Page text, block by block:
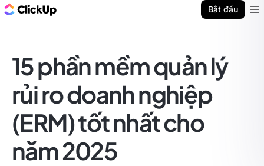
Bắt đầu
15 phần mềm quản lý
rủi ro doanh nghiệp
(ERM) tốt nhất cho
năm 2025